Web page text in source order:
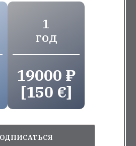
1
год
19000 ₽
[150 €]